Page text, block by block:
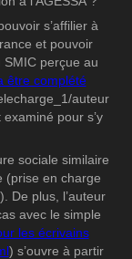
s’affilier à
et pouvoir
perçue au
être complété
auteur
pour s’y
sociale similaire
(prise en charge
De plus, l’auteur
avec le simple
les écrivains
) s’ouvre à partir